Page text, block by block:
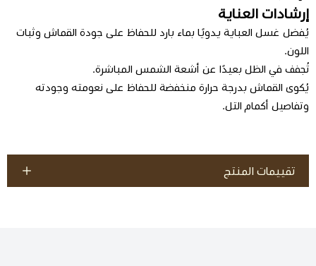
إرشادات العناية
يُفضل غسل العباية يدويًا بماء بارد للحفاظ على جودة القماش وثبات
اللون.
تُجفف في الظل بعيدًا عن أشعة الشمس المباشرة.
يُكوى القماش بدرجة حرارة منخفضة للحفاظ على نعومته وجودته
وتفاصيل أكمام التل.
تقييمات المنتج